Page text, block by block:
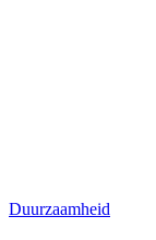
Duurzaamheid